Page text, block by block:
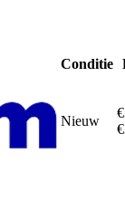
Conditie
Nieuw